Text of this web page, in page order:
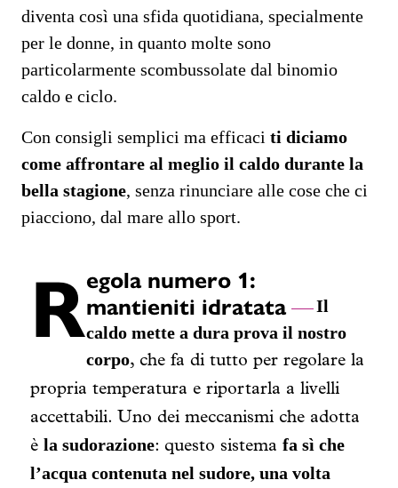
diventa così una sfida quotidiana, specialmente
per le donne, in quanto molte sono
particolarmente scombussolate dal binomio
caldo e ciclo.
Con consigli semplici ma efficaci ti diciamo
come affrontare al meglio il caldo durante la
bella stagione, senza rinunciare alle cose che ci
piacciono, dal mare allo sport.
Regola numero 1:
mantieniti idratata
Il
caldo mette a dura prova il nostro
corpo, che fa di tutto per regolare la
propria temperatura e riportarla a livelli
accettabili. Uno dei meccanismi che adotta
è la sudorazione: questo sistema fa sì che
l’acqua contenuta nel sudore, una volta